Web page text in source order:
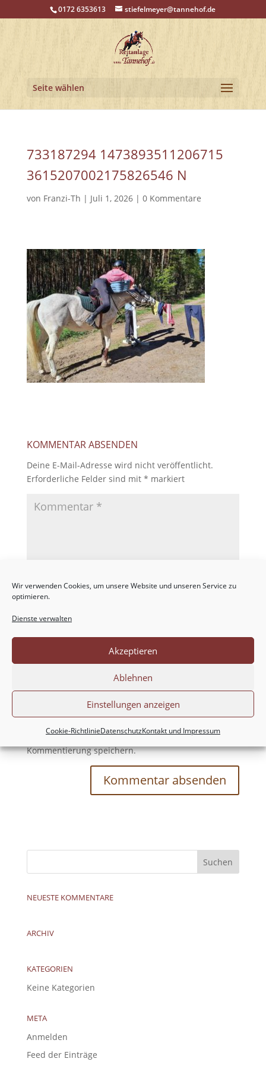
Wir verwenden Cookies, um unsere Website und unseren Service zu
optimieren.
Dienste verwalten
Akzeptieren
Ablehnen
Einstellungen anzeigen
Cookie-RichtlinieDatenschutzKontakt und Impressum
0172 6353613 stiefelmeyer@tannehof.de
Seite wählen
733187294 1473893511206715
3615207002175826546 N
von Franzi-Th | Juli 1, 2026| 0 Kommentare
KOMMENTAR ABSENDEN
Deine E-Mail-Adresse wird nicht veröffentlicht.
Erforderliche Felder sind mit * markiert
meine Website in diesem Browser für die nächste
Kommentierung speichern.
NEUESTE KOMMENTARE
ARCHIV
KATEGORIEN
Keine Kategorien
META
Anmelden
Feed der Einträge